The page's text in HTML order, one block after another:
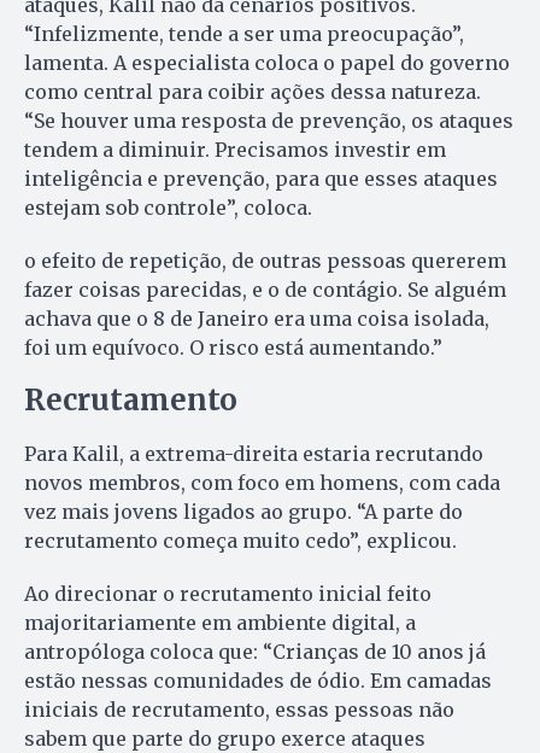
ataques, Kalil não dá cenários positivos.
“Infelizmente, tende a ser uma preocupação”,
lamenta. A especialista coloca o papel do governo
como central para coibir ações dessa natureza.
“Se houver uma resposta de prevenção, os ataques
tendem a diminuir. Precisamos investir em
inteligência e prevenção, para que esses ataques
estejam sob controle”, coloca.
o efeito de repetição, de outras pessoas quererem
fazer coisas parecidas, e o de contágio. Se alguém
achava que o 8 de Janeiro era uma coisa isolada,
foi um equívoco. O risco está aumentando.”
Recrutamento
Para Kalil, a extrema-direita estaria recrutando
novos membros, com foco em homens, com cada
vez mais jovens ligados ao grupo. “A parte do
recrutamento começa muito cedo”, explicou.
Ao direcionar o recrutamento inicial feito
majoritariamente em ambiente digital, a
antropóloga coloca que: “Crianças de 10 anos já
estão nessas comunidades de ódio. Em camadas
iniciais de recrutamento, essas pessoas não
sabem que parte do grupo exerce ataques